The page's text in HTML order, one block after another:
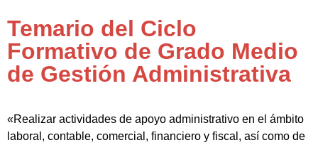
Temario del Ciclo
Formativo de Grado Medio
de Gestión Administrativa
«Realizar actividades de apoyo administrativo en el ámbito
laboral, contable, comercial, financiero y fiscal, así como de